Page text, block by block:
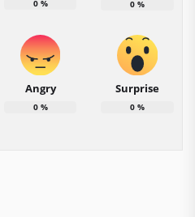
0% 0 %
Angry
0%
Surprise
0 %